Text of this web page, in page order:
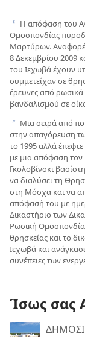
a Η απόφαση του
Ομοσπονδίας
Μαρτύρων.
8 Δεκεμβρίου 2009
του Ιεχωβά έχουν
συμμετείχαν σε
έρευνες από
βανδαλισμού σε
b Μια σειρά από
στην απαγόρευση
το 1995 αλλά
με μια απόφαση τον
Γκολοβίνσκι
να διαλύσει τη
στη Μόσχα και να
απόφασή του με
Δικαστήριο των
Ρωσική Ομοσπονδία
θρησκείας και το
Ιεχωβά και
συνέπειες των
Ίσως σας